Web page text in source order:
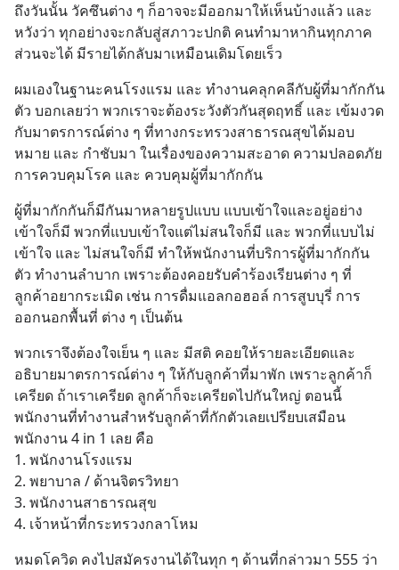
ถึงวันนั้น วัคซึนต่าง ๆ ก็อาจจะมีออกมาให้เห็นบ้างแล้ว และ
หวังว่า ทุกอย่างจะกลับสู่สภาวะปกติ คนทำมาหากินทุกภาค
ส่วนจะได้ มีรายได้กลับมาเหมือนเดิมโดยเร็ว
ผมเองในฐานะคนโรงแรม และ ทำงานคลุกคลีกับผู้ที่มากักกัน
ตัว บอกเลยว่า พวกเราจะต้องระวังตัวกันสุดฤทธิ์ และ เข้มงวด
กับมาตรการณ์ต่าง ๆ ที่ทางกระทรวงสาธารณสุขได้มอบ
หมาย และ กำชับมา ในเรื่องของความสะอาด ความปลอดภัย
การควบคุมโรค และ ควบคุมผู้ที่มากักกัน
ผู้ที่มากักกันก็มีกันมาหลายรูปแบบ แบบเข้าใจและอยู่อย่าง
เข้าใจก็มี พวกที่แบบเข้าใจแต่ไม่สนใจก็มี และ พวกที่แบบไม่
เข้าใจ และ ไม่สนใจก็มี ทำให้พนักงานที่บริการผู้ที่มากักกัน
ตัว ทำงานลำบาก เพราะต้องคอยรับคำร้องเรียนต่าง ๆ ที่
ลูกค้าอยากระเมิด เช่น การดื่มแอลกอฮอล์ การสูบบุรี่ การ
ออกนอกพื้นที่ ต่าง ๆ เป็นต้น
พวกเราจึงต้องใจเย็น ๆ และ มีสติ คอยให้รายละเอียดและ
อธิบายมาตรการณ์ต่าง ๆ ให้กับลูกค้าที่มาพัก เพราะลูกค้าก็
เครียด ถ้าเราเครียด ลูกค้าก็จะเครียดไปกันใหญ่ ตอนนี้
พนักงานที่ทำงานสำหรับลูกค้าที่กักตัวเลยเปรียบเสมือน
พนักงาน 4 in 1 เลย คือ
1. พนักงานโรงแรม
2. พยาบาล / ด้านจิตรวิทยา
3. พนักงานสาธารณสุข
4. เจ้าหน้าที่กระทรวงกลาโหม
หมดโควิด คงไปสมัครงานได้ในทุก ๆ ด้านที่กล่าวมา 555 ว่า